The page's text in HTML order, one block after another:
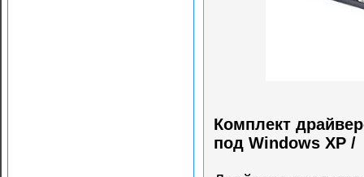
Комплект
под Windows XP